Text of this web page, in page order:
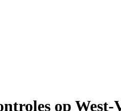
op West-